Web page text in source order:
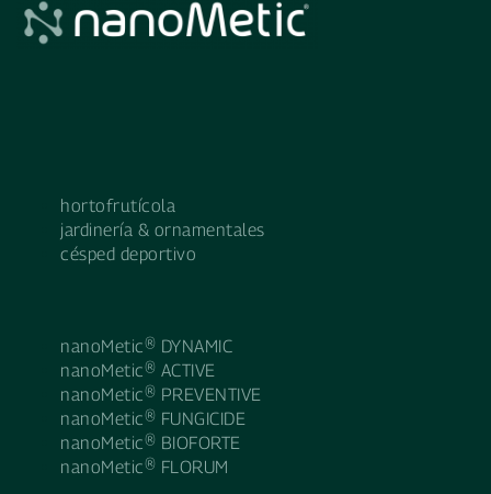
hortofrutícola
jardinería & ornamentales
césped deportivo
nanoMetic® DYNAMIC
nanoMetic® ACTIVE
nanoMetic® PREVENTIVE
nanoMetic® FUNGICIDE
nanoMetic® BIOFORTE
nanoMetic® FLORUM